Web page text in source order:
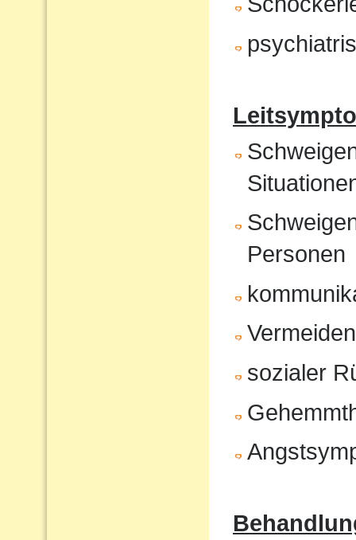
Personen
sozialer